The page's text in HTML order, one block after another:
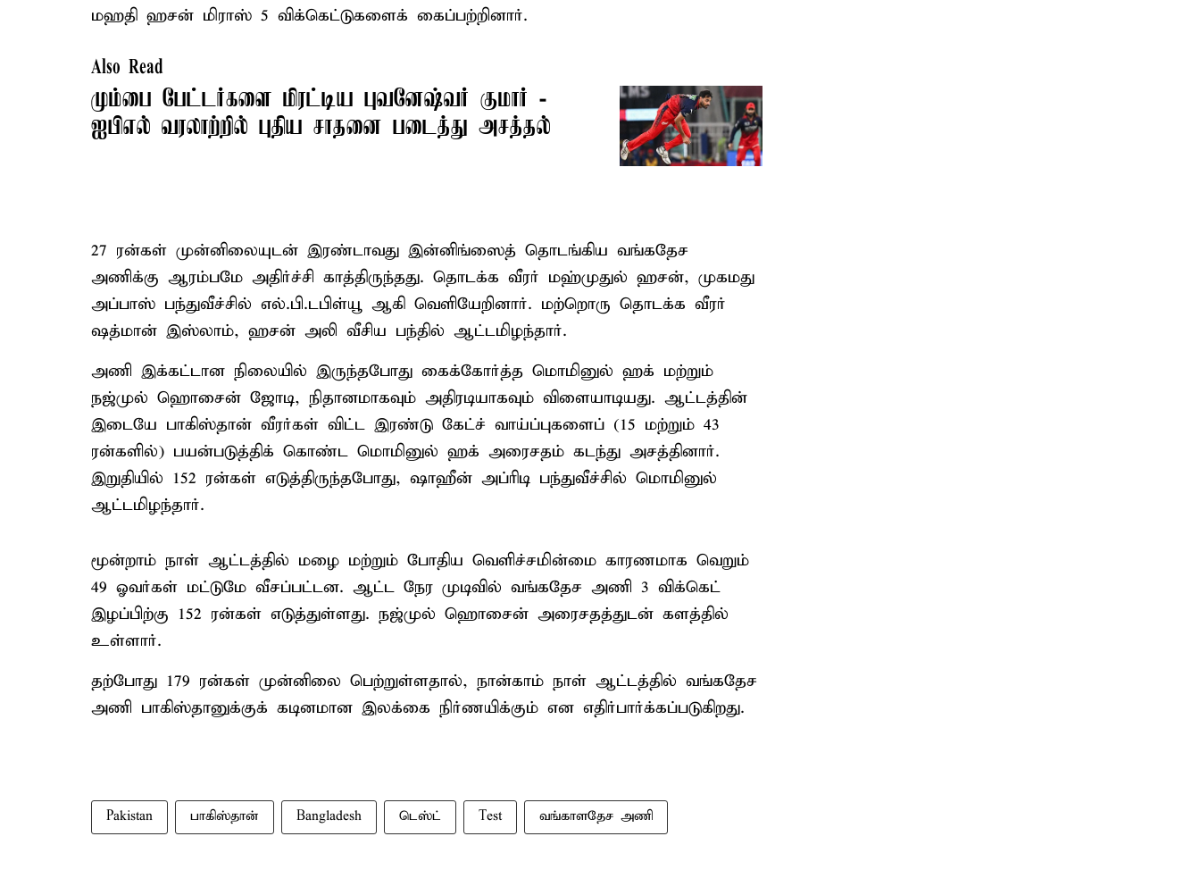
மஹதி ஹசன் மிராஸ் 5 விக்கெட்டுகளைக் கைப்பற்றினார்.
Also Read
மும்பை பேட்டர்களை மிரட்டிய புவனேஷ்வர் குமார் -
ஐபிஎல் வரலாற்றில் புதிய சாதனை படைத்து அசத்தல்
27 ரன்கள் முன்னிலையுடன் இரண்டாவது இன்னிங்ஸைத் தொடங்கிய வங்கதேச
அணிக்கு ஆரம்பமே அதிர்ச்சி காத்திருந்தது. தொடக்க வீரர் மஹ்முதுல் ஹசன், முகமது
அப்பாஸ் பந்துவீச்சில் எல்.பி.டபிள்யூ ஆகி வெளியேறினார். மற்றொரு தொடக்க வீரர்
ஷத்மான் இஸ்லாம், ஹசன் அலி வீசிய பந்தில் ஆட்டமிழந்தார்.
அணி இக்கட்டான நிலையில் இருந்தபோது கைக்கோர்த்த மொமினுல் ஹக் மற்றும்
நஜ்முல் ஹொசைன் ஜோடி, நிதானமாகவும் அதிரடியாகவும் விளையாடியது. ஆட்டத்தின்
இடையே பாகிஸ்தான் வீரர்கள் விட்ட இரண்டு கேட்ச் வாய்ப்புகளைப் (15 மற்றும் 43
ரன்களில்) பயன்படுத்திக் கொண்ட மொமினுல் ஹக் அரைசதம் கடந்து அசத்தினார்.
இறுதியில் 152 ரன்கள் எடுத்திருந்தபோது, ஷாஹீன் அப்ரிடி பந்துவீச்சில் மொமினுல்
ஆட்டமிழந்தார்.
மூன்றாம் நாள் ஆட்டத்தில் மழை மற்றும் போதிய வெளிச்சமின்மை காரணமாக வெறும்
49 ஓவர்கள் மட்டுமே வீசப்பட்டன. ஆட்ட நேர முடிவில் வங்கதேச அணி 3 விக்கெட்
இழப்பிற்கு 152 ரன்கள் எடுத்துள்ளது. நஜ்முல் ஹொசைன் அரைசதத்துடன் களத்தில்
உள்ளார்.
தற்போது 179 ரன்கள் முன்னிலை பெற்றுள்ளதால், நான்காம் நாள் ஆட்டத்தில் வங்கதேச
அணி பாகிஸ்தானுக்குக் கடினமான இலக்கை நிர்ணயிக்கும் என எதிர்பார்க்கப்படுகிறது.
Pakistan பாகிஸ்தான் Bangladesh டெஸ்ட் Test வங்காளதேச அணி